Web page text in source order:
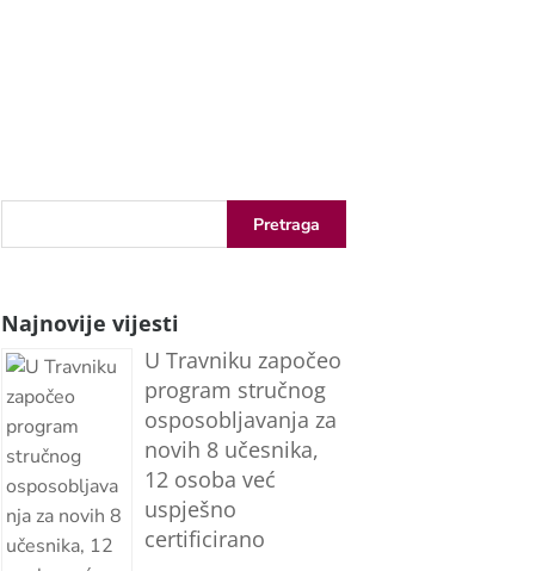
Najnovije vijesti
U Travniku započeo
program stručnog
osposobljavanja za
novih 8 učesnika,
12 osoba već
uspješno
certificirano